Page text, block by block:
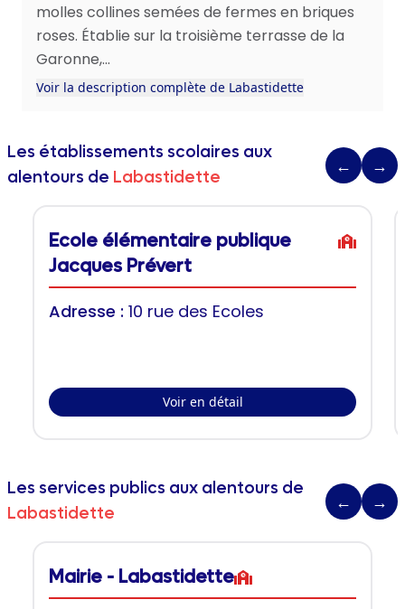
molles collines semées de fermes en briques
roses. Établie sur la troisième terrasse de la
Garonne,...
Voir la description complète de Labastidette
Les établissements scolaires aux
alentours de Labastidette
← →
Ecole élémentaire publique
Jacques Prévert
Adresse : 10 rue des Ecoles
Voir en détail
Les services publics aux alentours de
Labastidette
← →
Mairie - Labastidette